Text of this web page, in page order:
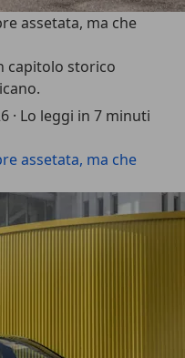
assetata, ma che
capitolo storico
· Lo leggi in 7 minuti
assetata, ma che